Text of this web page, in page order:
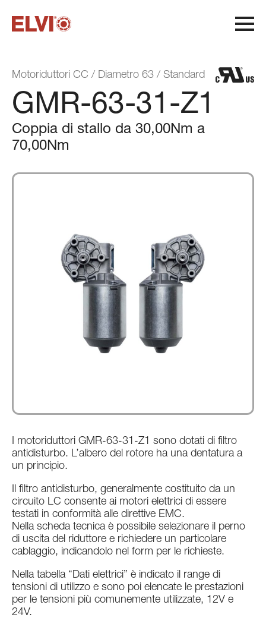
Certificazioni di sistema
Certificazioni di prodotto
Motoriduttori CC / Diametro 63 / Standard
GMR-63-31-Z1
Coppia di stallo da 30,00Nm a
70,00Nm
I motoriduttori GMR-63-31-Z1 sono dotati di filtro
antidisturbo. L’albero del rotore ha una dentatura a
un principio.
Il filtro antidisturbo, generalmente costituito da un
circuito LC consente ai motori elettrici di essere
testati in conformità alle direttive EMC.
Nella scheda tecnica è possibile selezionare il perno
di uscita del riduttore e richiedere un particolare
cablaggio, indicandolo nel form per le richieste.
Nella tabella “Dati elettrici” è indicato il range di
tensioni di utilizzo e sono poi elencate le prestazioni
per le tensioni più comunemente utilizzate, 12V e
24V.